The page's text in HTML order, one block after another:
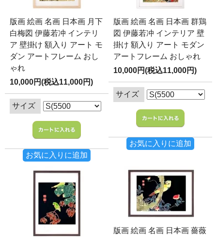
版画 絵画 名画 日本画 月下
白梅図 伊藤若冲 インテリ
ア 壁掛け 額入り アート モ
ダン アートフレーム おし
ゃれ
10,000円(税込11,000円)
サイズ
お気に入りに追加
版画 絵画 名画 日本画 群鶏
図 伊藤若冲 インテリア 壁
掛け 額入り アート モダン
アートフレーム おしゃれ
10,000円(税込11,000円)
サイズ
お気に入りに追加
版画 絵画 名画 日本画 薔薇